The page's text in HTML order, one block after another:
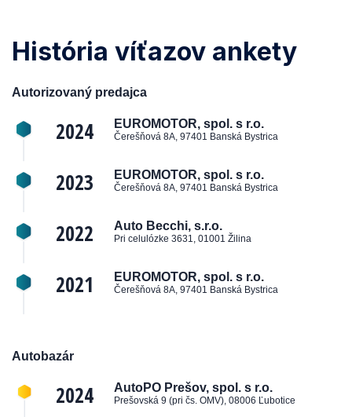
História víťazov ankety
Autorizovaný predajca
2024 EUROMOTOR, spol. s r.o.
Čerešňová 8A, 97401 Banská Bystrica
2023 EUROMOTOR, spol. s r.o.
Čerešňová 8A, 97401 Banská Bystrica
2022 Auto Becchi, s.r.o.
Pri celulózke 3631, 01001 Žilina
2021 EUROMOTOR, spol. s r.o.
Čerešňová 8A, 97401 Banská Bystrica
Autobazár
2024 AutoPO Prešov, spol. s r.o.
Prešovská 9 (pri čs. OMV), 08006 Ľubotice